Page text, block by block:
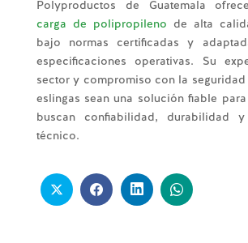
Polyproductos de Guatemala
carga de polipropileno de alta
bajo normas certificadas y
especificaciones operativas. Su
sector y compromiso con la seguridad
eslingas sean una solución fiable
buscan confiabilidad, durabilidad y
técnico.